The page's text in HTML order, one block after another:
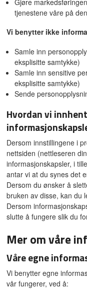
tjenestene våre på
Vi benytter ikke
Samle inn
eksplisitte samtykke)
Samle inn sensitive
eksplisitte samtykke)
Sende
Hvordan vi
Dersom innstillingene i
nettsiden (nettleseren
informasjonskapsler, i
antar vi at du synes det
Dersom du ønsker å
bruken av disse, kan du
Dersom
slutte å fungere slik du
Mer om våre
Våre egne
Vi benytter egne
vår fungerer, ved å: